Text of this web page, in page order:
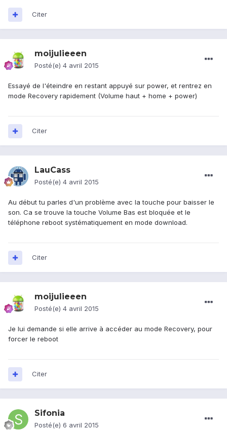
Citer
moijulieeen
Posté(e) 4 avril 2015
Essayé de l'éteindre en restant appuyé sur power, et rentrez en
mode Recovery rapidement (Volume haut + home + power)
Citer
LauCass
Posté(e) 4 avril 2015
Au début tu parles d'un problème avec la touche pour baisser le
son. Ca se trouve la touche Volume Bas est bloquée et le
téléphone reboot systématiquement en mode download.
Citer
moijulieeen
Posté(e) 4 avril 2015
Je lui demande si elle arrive à accéder au mode Recovery, pour
forcer le reboot
Citer
Sifonia
Posté(e) 6 avril 2015